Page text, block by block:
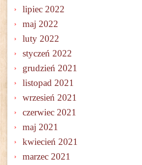
lipiec 2022
maj 2022
luty 2022
styczeń 2022
grudzień 2021
listopad 2021
wrzesień 2021
czerwiec 2021
maj 2021
kwiecień 2021
marzec 2021